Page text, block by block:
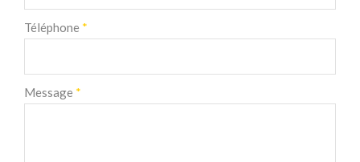
Téléphone *
Message *